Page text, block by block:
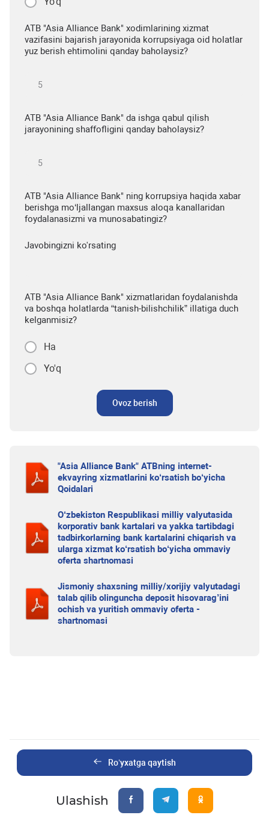
ATB "Asia Alliance Bank" xodimlarining xizmat
vazifasini bajarish jarayonida korrupsiyaga oid holatlar
yuz berish ehtimolini qanday baholaysiz?
ATB "Asia Alliance Bank" da ishga qabul qilish
jarayonining shaffofligini qanday baholaysiz?
ATB "Asia Alliance Bank" ning korrupsiya haqida xabar
berishga mo‘ljallangan maxsus aloqa kanallaridan
foydalanasizmi va munosabatingiz?
Javobingizni ko'rsating
ATB "Asia Alliance Bank" xizmatlaridan foydalanishda
va boshqa holatlarda “tanish-bilishchilik” illatiga duch
kelganmisiz?
Ha
Yo'q
Ovoz berish
"Asia Alliance Bank" ATBning internet-
ekvayring xizmatlarini ko‘rsatish bo‘yicha
Qoidalari
O‘zbekiston Respublikasi milliy valyutasida
korporativ bank kartalari va yakka tartibdagi
tadbirkorlarning bank kartalarini chiqarish va
ularga xizmat ko‘rsatish bo‘yicha ommaviy
oferta shartnomasi
Jismoniy shaxsning milliy/xorijiy valyutadagi
talab qilib olinguncha deposit hisovarag’ini
ochish va yuritish ommaviy oferta -
shartnomasi
Ro’yxatga qaytish
Ulashish